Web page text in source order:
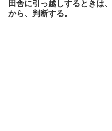
田舎に引っ越しするときは
から、判断する。